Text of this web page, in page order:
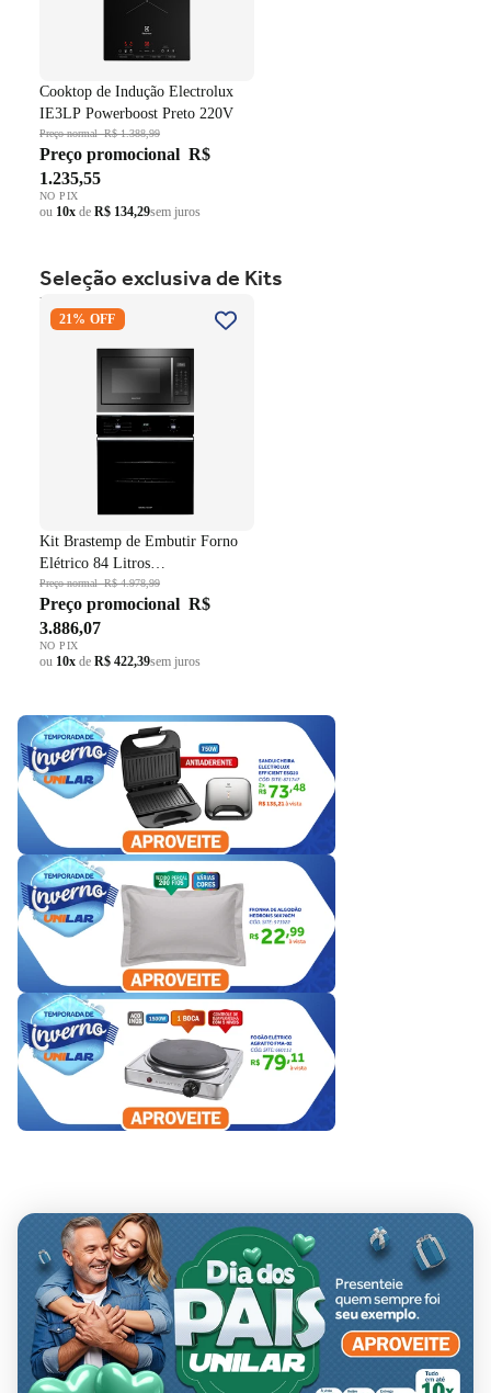
Cooktop de Indução Electrolux
IE3LP Powerboost Preto 220V
Preço normalR$ 1.388,99
Preço promocional R$
1.235,55
NO PIX
ou 10x de R$ 134,29sem juros
Seleção exclusiva de Kits
Kit Brastemp de Embutir
Forno Elétrico 84 Litros
Litros BM146AE Preto 220V
21% OFF
Kit Brastemp de Embutir Forno
Elétrico 84 Litros
BOC84AE+Micro-ondas 32 Litros
BM146AE Preto 220V
Preço normalR$ 4.978,99
Preço promocional R$
3.886,07
NO PIX
ou 10x de R$ 422,39sem juros